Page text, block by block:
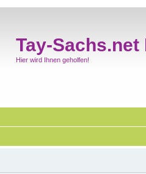
Tay-Sachs.net
Hier wird Ihnen geholfen!